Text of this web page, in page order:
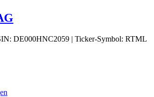
DE000HNC2059 | Ticker-Symbol: RTML